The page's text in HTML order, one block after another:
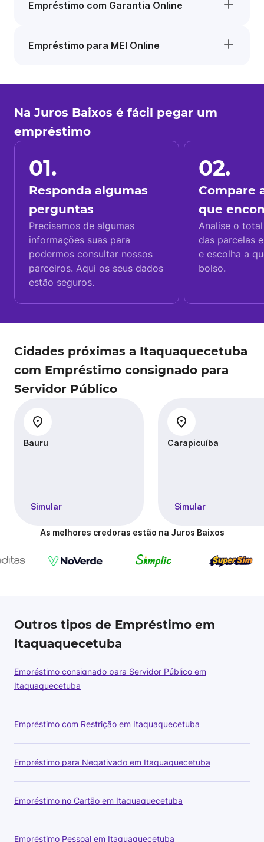
Empréstimo com Garantia Online
Empréstimo para MEI Online
Na Juros Baixos é fácil pegar um
empréstimo
01.
Responda algumas
perguntas
Precisamos de algumas
informações suas para
podermos consultar nossos
parceiros. Aqui os seus dados
estão seguros.
02.
Compare
que
Analise o
das parcelas
e escolha a
bolso.
Cidades próximas a Itaquaquecetuba
com Empréstimo consignado para
Servidor Público
Bauru
Simular
Carapicuíba
Simular
As melhores credoras estão na Juros Baixos
Outros tipos de Empréstimo em
Itaquaquecetuba
Empréstimo consignado para Servidor Público em
Itaquaquecetuba
Empréstimo com Restrição em Itaquaquecetuba
Empréstimo para Negativado em Itaquaquecetuba
Empréstimo no Cartão em Itaquaquecetuba
Empréstimo Pessoal em Itaquaquecetuba